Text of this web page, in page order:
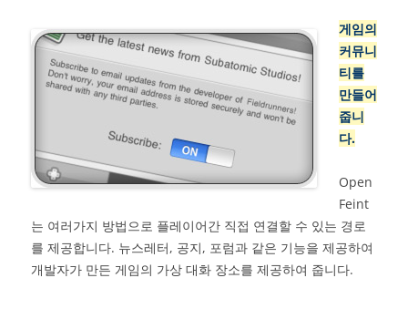
게임의
커뮤니
티를
만들어
줍니
다.
Open
Feint
는 여러가지 방법으로 플레이어간 직접 연결할 수 있는 경로
를 제공합니다. 뉴스레터, 공지, 포럼과 같은 기능을 제공하여
개발자가 만든 게임의 가상 대화 장소를 제공하여 줍니다.